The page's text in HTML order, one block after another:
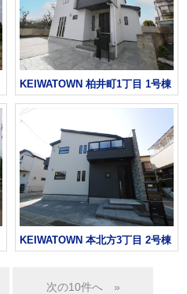
KEIWATOWN 柏井町1丁目 1号棟
KEIWATOWN 本北方3丁目 2号棟
»